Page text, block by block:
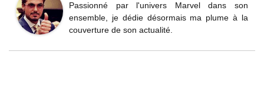
Passionné par l'univers Marvel dans son
ensemble, je dédie désormais ma plume à la
couverture de son actualité.